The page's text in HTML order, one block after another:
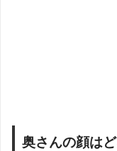
奥さんの顔は